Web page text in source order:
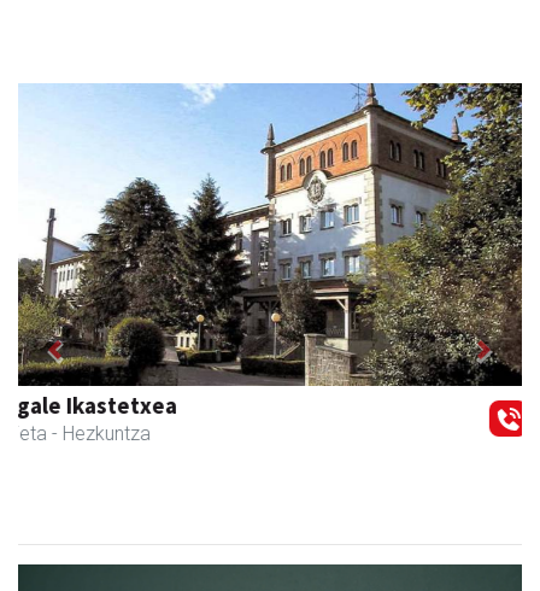
Amasa kafetegia
Amasa-Villabona
Previous Next